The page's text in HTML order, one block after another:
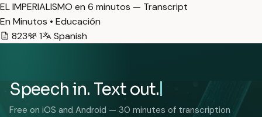
EL IMPERIALISMO en 6 minutos — Transcript
En Minutos • Educación
823
1 Spanish
Speech in. Text out.
Free on iOS and Android — 30 minutes of transcription